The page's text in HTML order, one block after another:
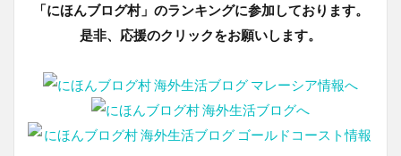
「にほんブログ村」のランキングに参加しております。
是非、応援のクリックをお願いします。